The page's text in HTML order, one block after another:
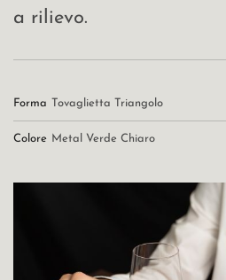
a rilievo.
Forma Tovaglietta Triangolo
Colore Metal Verde Chiaro